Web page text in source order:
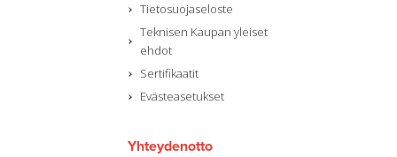
Tietosuojaseloste
Teknisen Kaupan yleiset
ehdot
Sertifikaatit
Evästeasetukset
Yhteydenotto